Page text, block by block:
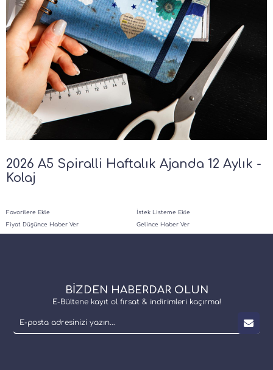
2026 A5 Spiralli Haftalık Ajanda 12 Aylık -
Kolaj
Favorilere Ekle
İstek Listeme Ekle
Fiyat Düşünce Haber Ver
Gelince Haber Ver
BİZDEN HABERDAR OLUN
E-Bültene kayıt ol fırsat & indirimleri kaçırma!